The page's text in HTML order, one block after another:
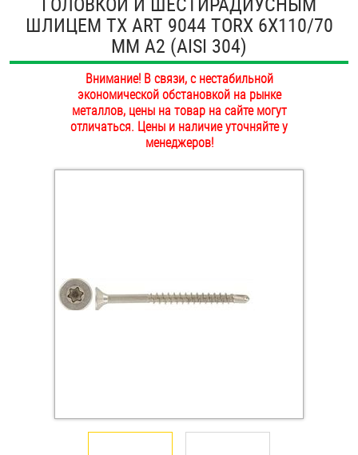
ОПЛАТА И ДОСТАВКА
НАШИ МАГАЗИНЫ
Втулки
Гайки
Дюбели
Дюймовый крепёж
Крюки, кольца с метрической резьбой
ШЛИЦЕМ TX ART 9044 TORX 6Х110/70
ММ А2 (AISI 304)
Внимание! В связи, с нестабильной
экономической обстановкой на рынке
металлов, цены на товар на сайте могут
отличаться. Цены и наличие уточняйте у
менеджеров!